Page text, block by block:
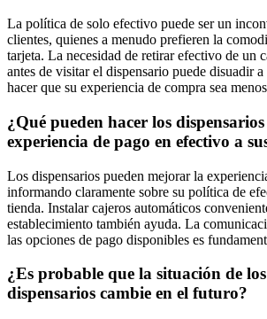
La política de solo efectivo puede ser un
clientes, quienes a menudo prefieren la
tarjeta. La necesidad de retirar efectivo de un
antes de visitar el dispensario puede disuadir
hacer que su experiencia de compra sea
¿Qué pueden hacer los
experiencia de pago en efectivo a
Los dispensarios pueden mejorar la
informando claramente sobre su política de
tienda. Instalar cajeros automáticos
establecimiento también ayuda. La
las opciones de pago disponibles es
¿Es probable que la situación de
dispensarios cambie en el futuro?